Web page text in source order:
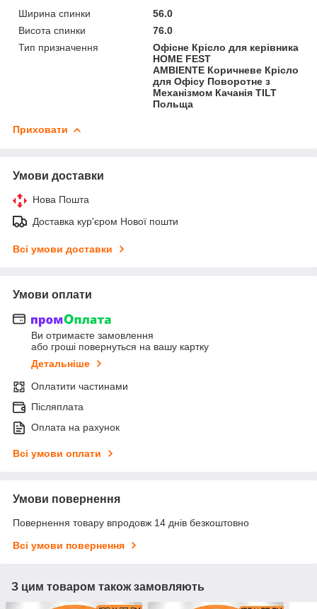
Ширина спинки
56.0
Висота спинки
76.0
Тип призначення
Офісне Крісло для керівника
HOME FEST
AMBIENTE Коричневе Крісло
для Офісу Поворотне з
Механізмом Качанія TILT
Польща
Приховати
Умови доставки
Нова Пошта
Доставка кур'єром Нової пошти
Всі умови доставки
Умови оплати
Ви отримаєте замовлення
або гроші повернуться на вашу картку
Детальніше
Оплатити частинами
Післяплата
Оплата на рахунок
Всі умови оплати
Умови повернення
Повернення товару впродовж 14 днів безкоштовно
Всі умови повернення
З цим товаром також замовляють